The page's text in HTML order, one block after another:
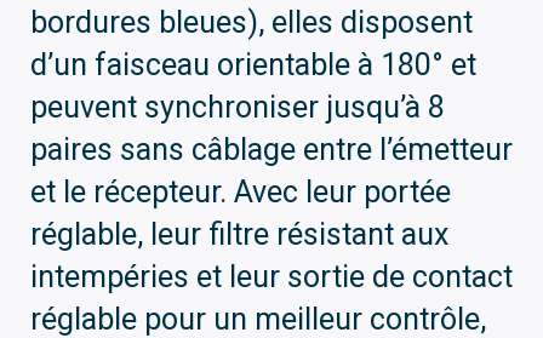
bordures bleues), elles disposent
d’un faisceau orientable à 180° et
peuvent synchroniser jusqu’à 8
paires sans câblage entre l’émetteur
et le récepteur. Avec leur portée
réglable, leur filtre résistant aux
intempéries et leur sortie de contact
réglable pour un meilleur contrôle,